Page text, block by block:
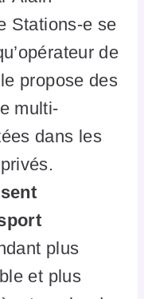
Stations-e se
de
propose des
multi-
dans les
plus
et plus